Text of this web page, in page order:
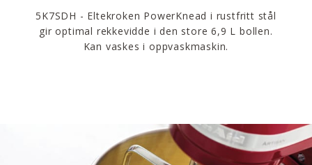
5K7SDH - Eltekroken PowerKnead i rustfritt stål
gir optimal rekkevidde i den store 6,9 L bollen.
Kan vaskes i oppvaskmaskin.